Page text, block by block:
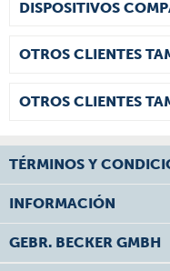
DISPOSITIVOS
OTROS CLIENTES
OTROS CLIENTES
TÉRMINOS Y
INFORMACIÓN
GEBR. BECKER GMBH